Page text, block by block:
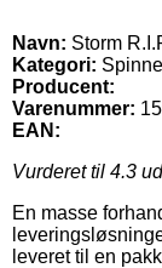
Navn: Storm
Kategori:
Producent:
Varenummer:
EAN:
Vurderet til 4.3
En masse
leveret til en